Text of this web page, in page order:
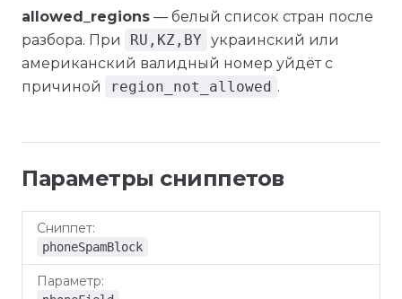
allowed_regions — белый список стран после
разбора. При
RU,KZ,BY украинский или
американский валидный номер уйдёт с
причиной
region_not_allowed .
Параметры сниппетов
Сниппет
phoneSpamBlock